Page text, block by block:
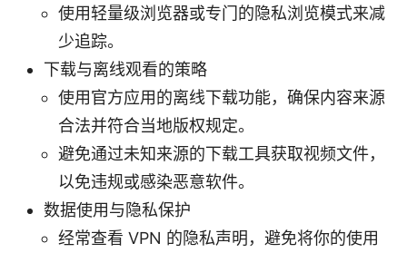
使用轻量级浏览器或专门的隐私浏览模式来减
少追踪。
下载与离线观看的策略
使用官方应用的离线下载功能，确保内容来源
合法并符合当地版权规定。
避免通过未知来源的下载工具获取视频文件，
以免违规或感染恶意软件。
数据使用与隐私保护
经常查看 VPN 的隐私声明，避免将你的使用